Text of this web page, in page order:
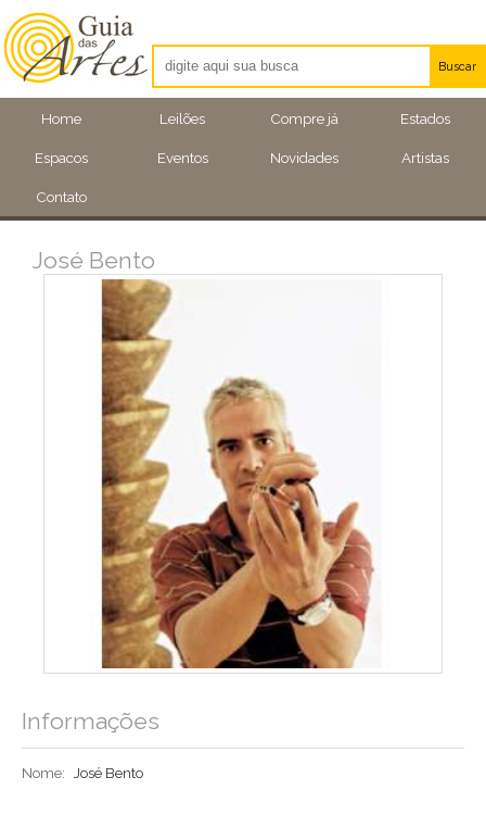
Home Leilões Compre já Estados
Espacos Eventos Novidades Artistas
Contato
Buscar
Artistas
Eventos
José Bento
Informações
Nome: José Bento